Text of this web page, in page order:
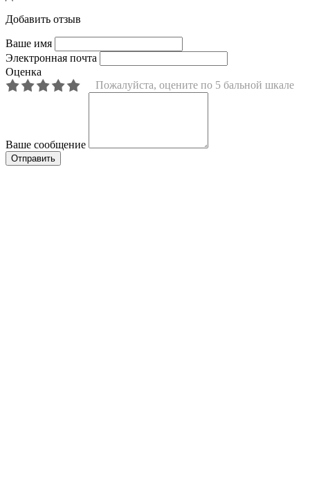
Добавить отзыв
Ваше имя
Электронная почта
Оценка
Пожалуйста, оцените по 5 бальной шкале
Ваше сообщение